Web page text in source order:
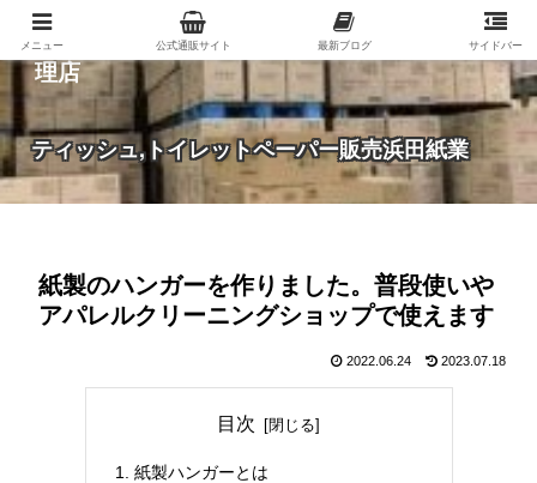
紙（家庭紙・包装紙・印刷用紙など）の総合代
理店
ティッシュ,トイレットペーパー販売浜田紙業
紙製のハンガーを作りました。普段使いや
アパレルクリーニングショップで使えます
2022.06.24 2023.07.18
目次
紙製ハンガーとは
メニュー 公式通販サイト 最新ブログ サイドバー